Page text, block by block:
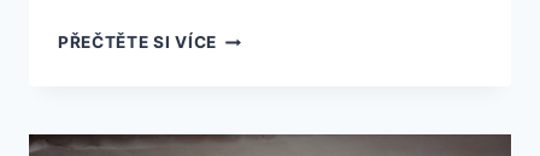
PŘEČTĚTE SI VÍCEFOTOGALERIE
–